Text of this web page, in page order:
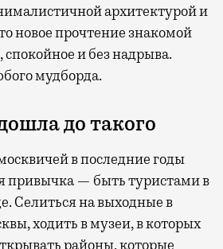
архитектурой и
новое прочтение знакомой
спокойное и без надрыва.
мудборда.
до такого
в последние годы
привычка — быть туристами в
Селиться на выходные в
ходить в музеи, в которых
районы, которые